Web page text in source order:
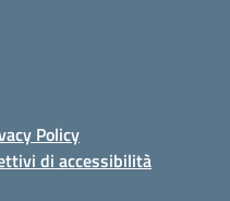
Policy
di accessibilità